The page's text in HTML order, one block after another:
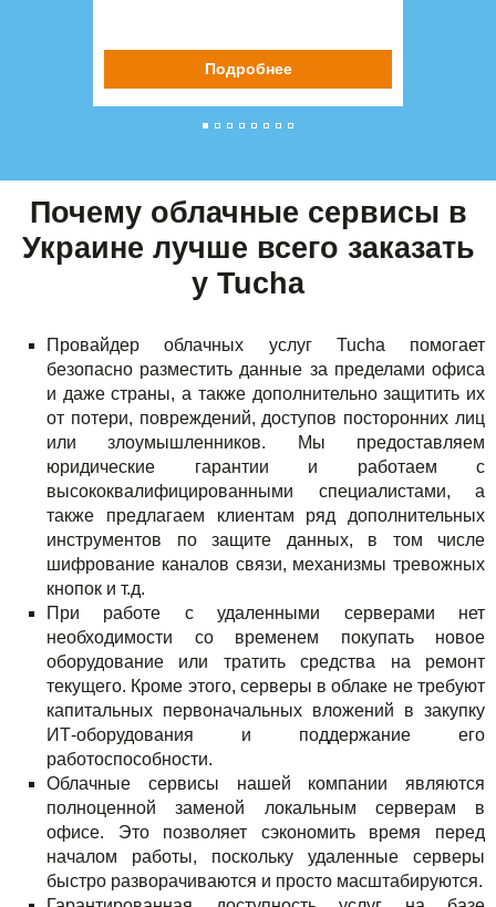
Подробнее
Почему облачные сервисы в
Украине лучше всего заказать
у Tucha
Провайдер облачных услуг Tucha помогает
безопасно разместить данные за пределами офиса
и даже страны, а также дополнительно защитить их
от потери, повреждений, доступов посторонних лиц
или злоумышленников. Мы предоставляем
юридические гарантии и работаем с
высококвалифицированными специалистами, а
также предлагаем клиентам ряд дополнительных
инструментов по защите данных, в том числе
шифрование каналов связи, механизмы тревожных
кнопок и т.д.
При работе с удаленными серверами нет
необходимости со временем покупать новое
оборудование или тратить средства на ремонт
текущего. Кроме этого, серверы в облаке не требуют
капитальных первоначальных вложений в закупку
ИТ-оборудования и поддержание его
работоспособности.
Облачные сервисы нашей компании являются
полноценной заменой локальным серверам в
офисе. Это позволяет сэкономить время перед
началом работы, поскольку удаленные серверы
быстро разворачиваются и просто масштабируются.